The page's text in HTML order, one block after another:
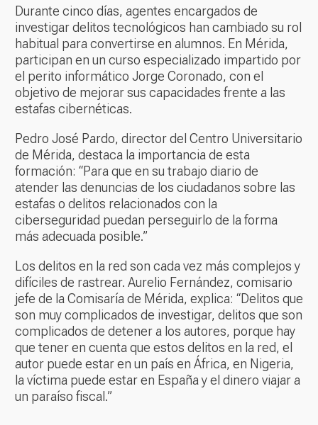
Durante cinco días, agentes encargados de
investigar delitos tecnológicos han cambiado su rol
habitual para convertirse en alumnos. En Mérida,
participan en un curso especializado impartido por
el perito informático Jorge Coronado, con el
objetivo de mejorar sus capacidades frente a las
estafas cibernéticas.
Pedro José Pardo, director del Centro Universitario
de Mérida, destaca la importancia de esta
formación: “Para que en su trabajo diario de
atender las denuncias de los ciudadanos sobre las
estafas o delitos relacionados con la
ciberseguridad puedan perseguirlo de la forma
más adecuada posible.”
Los delitos en la red son cada vez más complejos y
difíciles de rastrear. Aurelio Fernández, comisario
jefe de la Comisaría de Mérida, explica: “Delitos que
son muy complicados de investigar, delitos que son
complicados de detener a los autores, porque hay
que tener en cuenta que estos delitos en la red, el
autor puede estar en un país en África, en Nigeria,
la víctima puede estar en España y el dinero viajar a
un paraíso fiscal.”